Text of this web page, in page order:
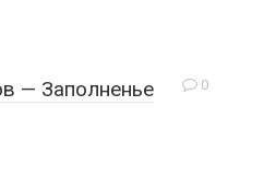
0
— Заполненье